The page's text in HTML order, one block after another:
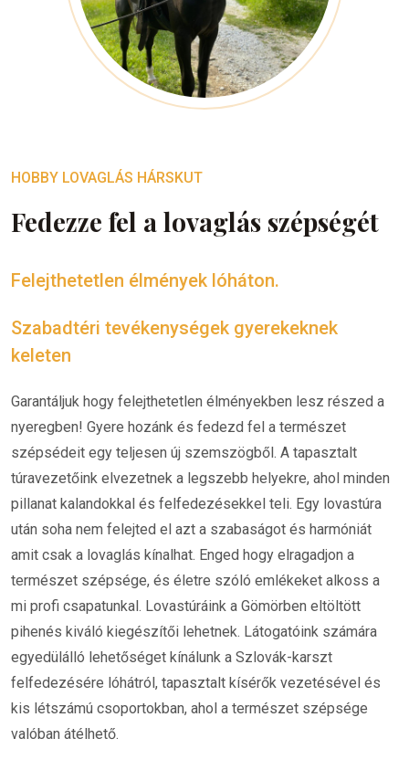
HOBBY LOVAGLÁS HÁRSKUT
Fedezze fel a lovaglás szépségét
Felejthetetlen élmények lóháton.
Szabadtéri tevékenységek gyerekeknek
keleten
Garantáljuk hogy felejthetetlen élményekben lesz részed a
nyeregben! Gyere hozánk és fedezd fel a természet
szépsédeit egy teljesen új szemszögből. A tapasztalt
túravezetőink elvezetnek a legszebb helyekre, ahol minden
pillanat kalandokkal és felfedezésekkel teli. Egy lovastúra
után soha nem felejted el azt a szabaságot és harmóniát
amit csak a lovaglás kínalhat. Enged hogy elragadjon a
természet szépsége, és életre szóló emlékeket alkoss a
mi profi csapatunkal. Lovastúráink a Gömörben eltöltött
pihenés kiváló kiegészítői lehetnek. Látogatóink számára
egyedülálló lehetőséget kínálunk a Szlovák-karszt
felfedezésére lóhátról, tapasztalt kísérők vezetésével és
kis létszámú csoportokban, ahol a természet szépsége
valóban átélhető.